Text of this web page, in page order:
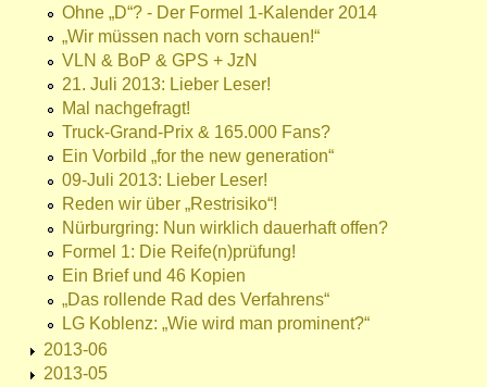
Ohne „D“? - Der Formel 1-Kalender 2014
„Wir müssen nach vorn schauen!“
VLN & BoP & GPS + JzN
21. Juli 2013: Lieber Leser!
Mal nachgefragt!
Truck-Grand-Prix & 165.000 Fans?
Ein Vorbild „for the new generation“
09-Juli 2013: Lieber Leser!
Reden wir über „Restrisiko“!
Nürburgring: Nun wirklich dauerhaft offen?
Formel 1: Die Reife(n)prüfung!
Ein Brief und 46 Kopien
„Das rollende Rad des Verfahrens“
LG Koblenz: „Wie wird man prominent?“
2013-06
2013-05